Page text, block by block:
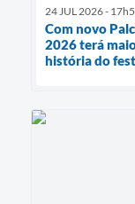
24 JUL 2026 -
Com novo
2026 terá
história do